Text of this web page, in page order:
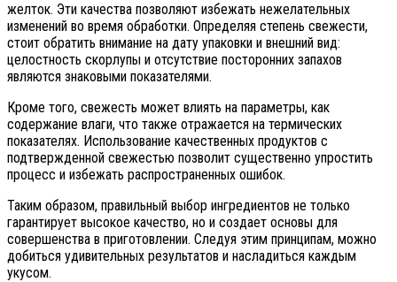
желток. Эти качества позволяют избежать нежелательных
изменений во время обработки. Определяя степень свежести,
стоит обратить внимание на дату упаковки и внешний вид:
целостность скорлупы и отсутствие посторонних запахов
являются знаковыми показателями.
Кроме того, свежесть может влиять на параметры, как
содержание влаги, что также отражается на термических
показателях. Использование качественных продуктов с
подтвержденной свежестью позволит существенно упростить
процесс и избежать распространенных ошибок.
Таким образом, правильный выбор ингредиентов не только
гарантирует высокое качество, но и создает основы для
совершенства в приготовлении. Следуя этим принципам, можно
добиться удивительных результатов и насладиться каждым
укусом.